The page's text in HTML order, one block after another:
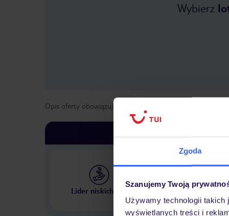
Zgoda
Szanujemy Twoją
Używamy technologii
wyświetlanych treści i
Wybierz
Opis oferty obowiązuje dla wyjazdów w terminie
Lider niskich cen
Największe biuro
w Polsce